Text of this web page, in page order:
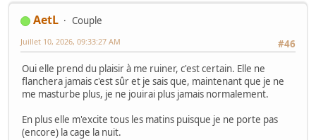
AetL
Couple
#46
Juillet 10, 2026, 09:33:27 AM
Oui elle prend du plaisir à me ruiner, c'est certain. Elle ne
flanchera jamais c'est sûr et je sais que, maintenant que je ne
me masturbe plus, je ne jouirai plus jamais normalement.
En plus elle m'excite tous les matins puisque je ne porte pas
(encore) la cage la nuit.